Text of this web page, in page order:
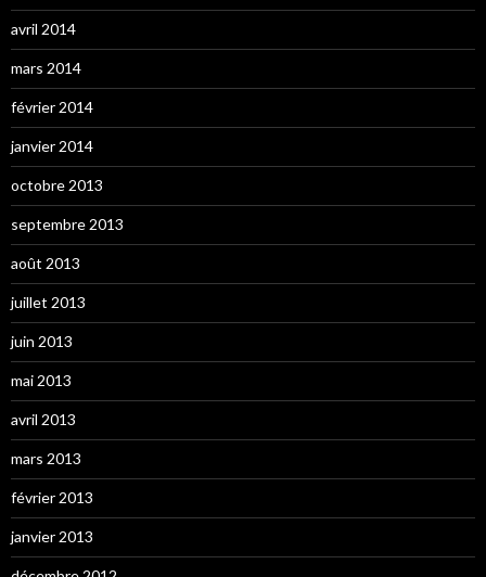
avril 2014
mars 2014
février 2014
janvier 2014
octobre 2013
septembre 2013
août 2013
juillet 2013
juin 2013
mai 2013
avril 2013
mars 2013
février 2013
janvier 2013